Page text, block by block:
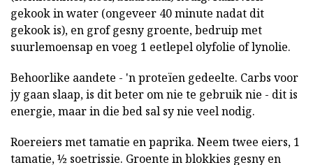
gekook in water (ongeveer 40 minute nadat dit
gekook is), en grof gesny groente, bedruip met
suurlemoensap en voeg 1 eetlepel olyfolie of lynolie.
Behoorlike aandete - 'n proteïen gedeelte. Carbs voor
jy gaan slaap, is dit beter om nie te gebruik nie - dit is
energie, maar in die bed sal sy nie veel nodig.
Roereiers met tamatie en paprika. Neem twee eiers, 1
tamatie, ½ soetrissie. Groente in blokkies gesny en